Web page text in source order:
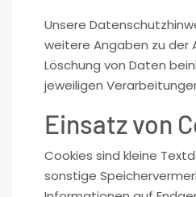
Unsere
weitere Angaben zu der
Löschung von Daten
jeweiligen
Einsatz von
Cookies sind kleine
sonstige